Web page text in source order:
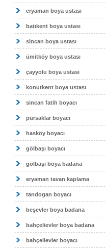
eryaman boya ustası
batıkent boya ustası
sincan boya ustası
ümitköy boya ustası
çayyolu boya ustası
konutkent boya ustası
sincan fatih boyacı
pursaklar boyacı
hasköy boyacı
gölbaşı boyacı
gölbaşı boya badana
eryaman tavan kaplama
tandogan boyacı
beşevler boya badana
bahçelievler boya badana
bahçelievler boyacı